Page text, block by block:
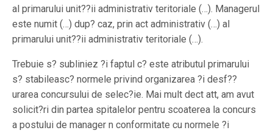
al primarului unit??ii administrativ teritoriale (…). Managerul
este numit (…) dup? caz, prin act administrativ (…) al
primarului unit??ii administrativ teritoriale (…).
Trebuie s? subliniez ?i faptul c? este atributul primarului
s? stabileasc? normele privind organizarea ?i desf??
urarea concursului de selec?ie. Mai mult dect att, am avut
solicit?ri din partea spitalelor pentru scoaterea la concurs
a postului de manager n conformitate cu normele ?i